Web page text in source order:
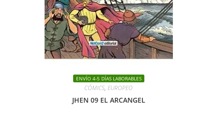
ENVÍO 4-5 DÍAS LABORABLES
CÓMICS, EUROPEO
JHEN 09 EL ARCANGEL